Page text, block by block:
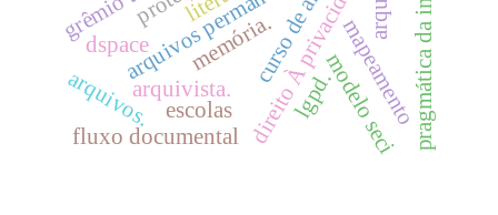
direito À privacidade
lgpd.mapeamento
arquivista.
memória.
escolas modelo seci
fluxo documental
arquivos.
dspace